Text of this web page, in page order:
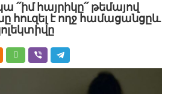
հայրիկը՛՛ թեմայով
հուզել է ողջ համացանցըև